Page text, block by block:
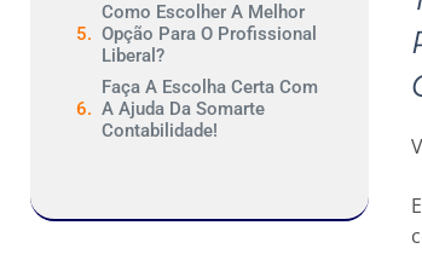
Como Escolher A Melhor
Opção Para O Profissional
Liberal?
Faça A Escolha Certa Com
A Ajuda Da Somarte
Contabilidade!